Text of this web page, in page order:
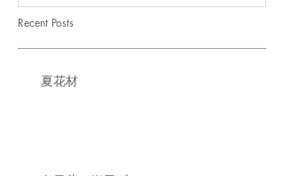
Recent Posts
夏花材